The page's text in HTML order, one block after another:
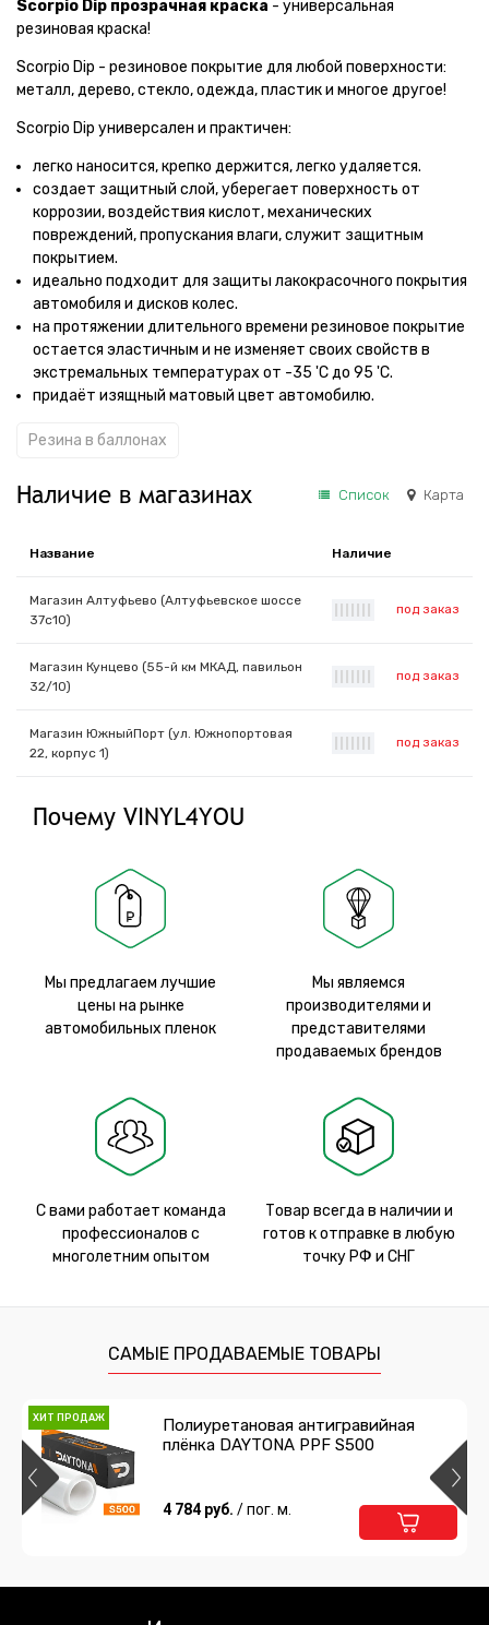
Scorpio Dip прозрачная краска - универсальная
резиновая краска!
Scorpio Dip - резиновое покрытие для любой поверхности:
металл, дерево, стекло, одежда, пластик и многое другое!
Scorpio Dip универсален и практичен:
легко наносится, крепко держится, легко удаляется.
создает защитный слой, уберегает поверхность от
коррозии, воздействия кислот, механических
повреждений, пропускания влаги, служит защитным
покрытием.
идеально подходит для защиты лакокрасочного покрытия
автомобиля и дисков колес.
на протяжении длительного времени резиновое покрытие
остается эластичным и не изменяет своих свойств в
экстремальных температурах от -35 'C до 95 'C.
придаёт изящный матовый цвет автомобилю.
Резина в баллонах
Наличие в магазинах Список Карта
Название Наличие
Магазин Алтуфьево (Алтуфьевское шоссе
37с10)
под заказ
Магазин Кунцево (55-й км МКАД, павильон
32/10)
под заказ
Магазин ЮжныйПорт (ул. Южнопортовая
22, корпус 1)
под заказ
Почему VINYL4YOU
Мы предлагаем лучшие
цены на рынке
автомобильных пленок
Мы являемся
производителями и
представителями
продаваемых брендов
С вами работает команда
профессионалов с
многолетним опытом
Товар всегда в наличии и
готов к отправке в любую
точку РФ и СНГ
САМЫЕ ПРОДАВАЕМЫЕ ТОВАРЫ
ХИТ ПРОДАЖ
Полиуретановая антигравийная
плёнка DAYTONA PPF S500
4 784 руб. / пог. м.